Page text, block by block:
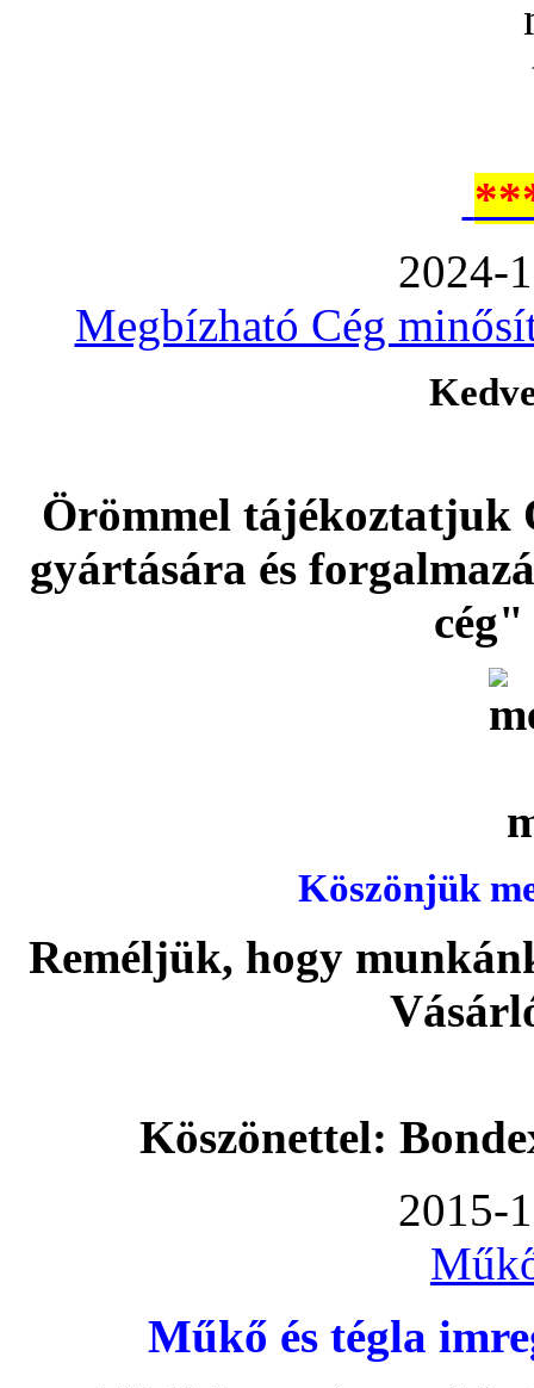
2024-
Megbízható Cég
Örömmel tájékoztatjuk
gyártására és
Köszönjük
Reméljük, hogy
Köszönettel:
2015-
Műkő és tégla